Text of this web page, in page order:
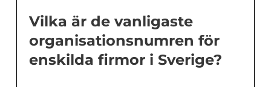
Vilka är de vanligaste
organisationsnumren för
enskilda firmor i Sverige?